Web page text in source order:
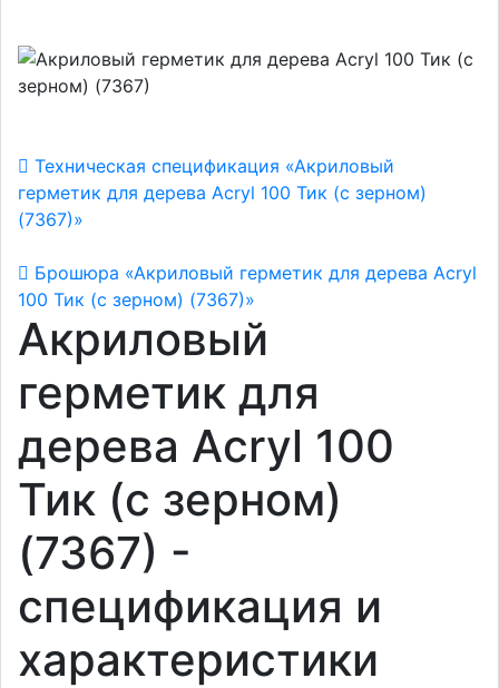
Техническая спецификация «Акриловый
герметик для дерева Acryl 100 Тик (с зерном)
(7367)»
Брошюра «Акриловый герметик для дерева Acryl
100 Тик (с зерном) (7367)»
Акриловый
герметик для
дерева Acryl 100
Тик (с зерном)
(7367) -
спецификация и
характеристики